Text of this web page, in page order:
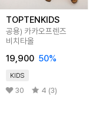
TOPTENKIDS
공용) 카카오프렌즈
비치타올
19,900 50%
KIDS
30 4 (3)